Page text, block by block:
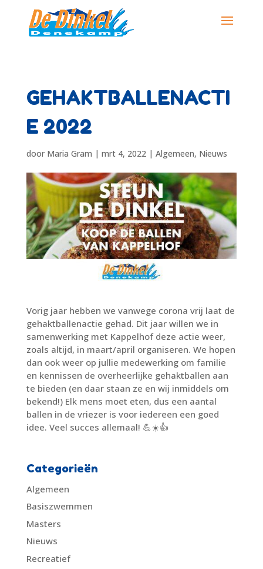
GEHAKTBALLENACTI
E 2022
door Maria Gram | mrt 4, 2022| Algemeen, Nieuws
Vorig jaar hebben we vanwege corona vrij laat de
gehaktballenactie gehad. Dit jaar willen we in
samenwerking met Kappelhof deze actie weer,
zoals altijd, in maart/april organiseren. We hopen
dan ook weer op jullie medewerking om familie
en kennissen de overheerlijke gehaktballen aan
te bieden (en daar staan ze en wij inmiddels om
bekend!) Elk mens moet eten, dus een aantal
ballen in de vriezer is voor iedereen een goed
idee. Veel succes allemaal! 💪☀️👍
Categorieën
Algemeen
Basiszwemmen
Masters
Nieuws
Recreatief